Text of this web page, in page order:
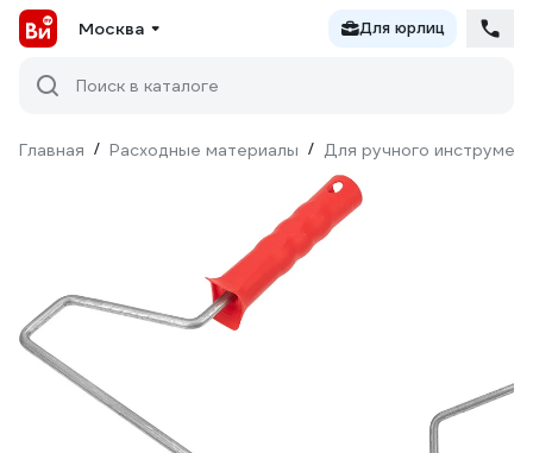
Москва Для юрлиц
Поиск в каталоге
Главная / Расходные материалы / Для ручного